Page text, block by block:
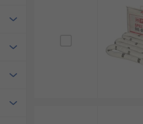
：用于安全处置污染物
个：保护眼睛，防止化学品溅入眼中。
：提供泄漏应急处理的步
：提供化学品的
了完整的泄漏处理套装，确保在泄漏
的应用